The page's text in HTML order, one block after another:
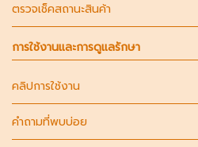
ตรวจเช็คสถานะสินค้า
การใช้งานและการดูแลรักษา
คลิปการใช้งาน
คำถามที่พบบ่อย